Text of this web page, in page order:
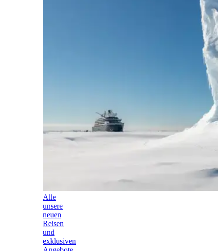
Alle
unsere
neuen
Reisen
und
exklusiven